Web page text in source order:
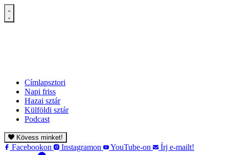
Címlapsztori
Napi friss
Hazai sztár
Külföldi sztár
Podcast
Kövess minket!
Facebookon Instagramon YouTube-on
Írj e-mailt!